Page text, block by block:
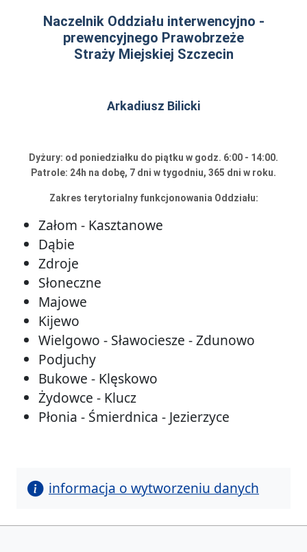
Naczelnik Oddziału interwencyjno -
prewencyjnego Prawobrzeże
Straży Miejskiej Szczecin
Arkadiusz Bilicki
Dyżury: od poniedziałku do piątku w godz. 6:00 - 14:00.
Patrole: 24h na dobę, 7 dni w tygodniu, 365 dni w roku.
Zakres terytorialny funkcjonowania Oddziału:
Załom - Kasztanowe
Dąbie
Zdroje
Słoneczne
Majowe
Kijewo
Wielgowo - Sławociesze - Zdunowo
Podjuchy
Bukowe - Klęskowo
Żydowce - Klucz
Płonia - Śmierdnica - Jezierzyce
informacja o wytworzeniu danych